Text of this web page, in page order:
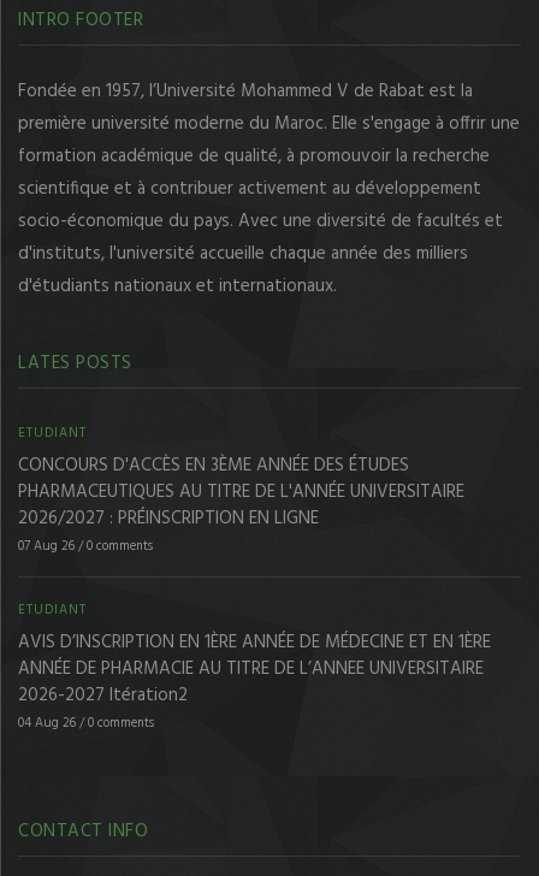
INTRO FOOTER
Fondée en 1957, l’Université Mohammed V de Rabat est la
première université moderne du Maroc. Elle s'engage à offrir une
formation académique de qualité, à promouvoir la recherche
scientifique et à contribuer activement au développement
socio-économique du pays. Avec une diversité de facultés et
d'instituts, l'université accueille chaque année des milliers
d'étudiants nationaux et internationaux.
LATES POSTS
ETUDIANT
CONCOURS D'ACCÈS EN 3ÈME ANNÉE DES ÉTUDES
PHARMACEUTIQUES AU TITRE DE L'ANNÉE UNIVERSITAIRE
2026/2027 : PRÉINSCRIPTION EN LIGNE
07 Aug 26/0 comments
ETUDIANT
AVIS D’INSCRIPTION EN 1ÈRE ANNÉE DE MÉDECINE ET EN 1ÈRE
ANNÉE DE PHARMACIE AU TITRE DE L’ANNEE UNIVERSITAIRE
2026-2027 Itération2
04 Aug 26/0 comments
CONTACT INFO